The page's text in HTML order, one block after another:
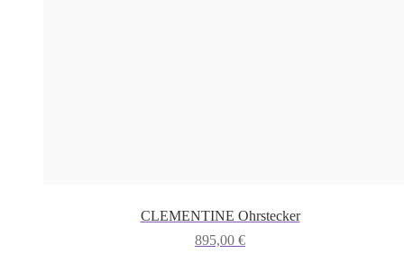
CLEMENTINE Ohrstecker
895,00 €